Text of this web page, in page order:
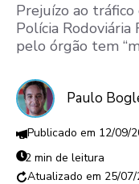
Prejuízo ao
Polícia Rodoviária
pelo órgão tem
Paulo
12/09/
2 min de leitura
25/